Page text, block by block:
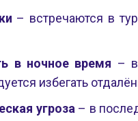
– встречаются в
в ночное время –
избегать
угроза – в